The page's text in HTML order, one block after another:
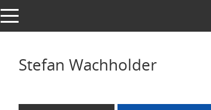
Toggle navigation
Stefan Wachholder